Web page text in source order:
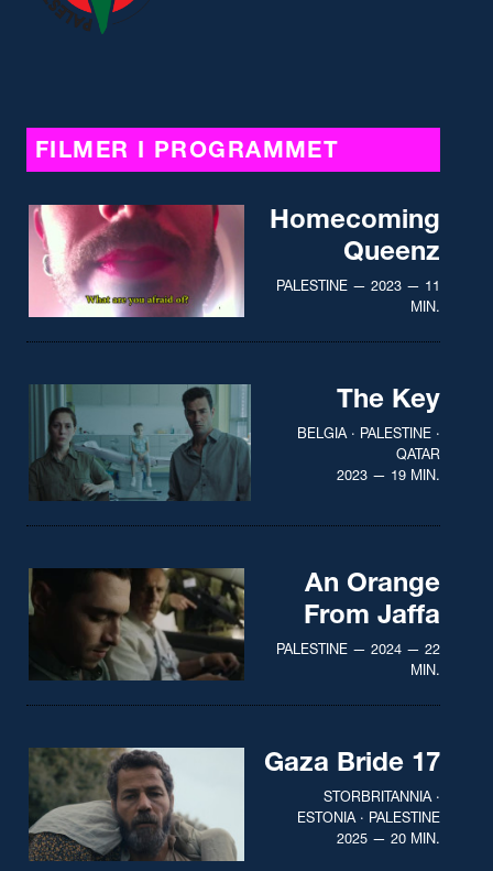
FILMER I PROGRAMMET
Homecoming
Queenz
PALESTINE — 2023 — 11
MIN.
The Key
BELGIA · PALESTINE ·
QATAR
2023 — 19 MIN.
An Orange
From Jaffa
PALESTINE — 2024 — 22
MIN.
Gaza Bride 17
STORBRITANNIA ·
ESTONIA · PALESTINE
2025 — 20 MIN.